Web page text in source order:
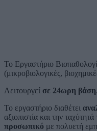
Το Εργαστήριο
(μικροβιολογικές,
Λειτουργεί σε 24ωρη βάση
Το εργαστήριο διαθέτει
αξιοπιστία και την
προσωπικό με πολυετή